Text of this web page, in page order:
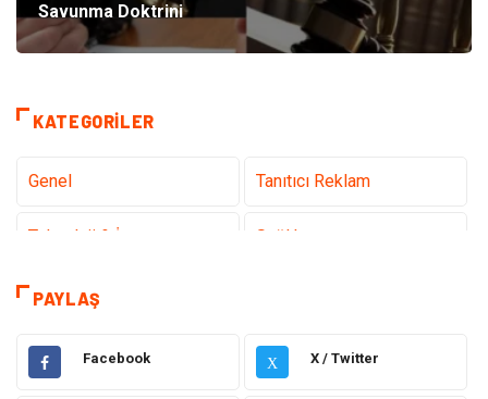
Savunma Doktrini
KATEGORILER
Genel Tanıtıcı Reklam
Teknoloji & İnternet Sağlık
Hizmet
Hukuk Elektrik Elektronik
PAYLAŞ
Facebook X X / Twitter